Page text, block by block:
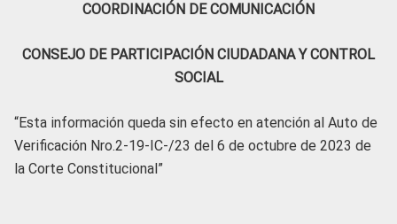
COORDINACIÓN DE COMUNICACIÓN
CONSEJO DE PARTICIPACIÓN CIUDADANA Y CONTROL
SOCIAL
“Esta información queda sin efecto en atención al Auto de
Verificación Nro.2-19-IC-/23 del 6 de octubre de 2023 de
la Corte Constitucional”